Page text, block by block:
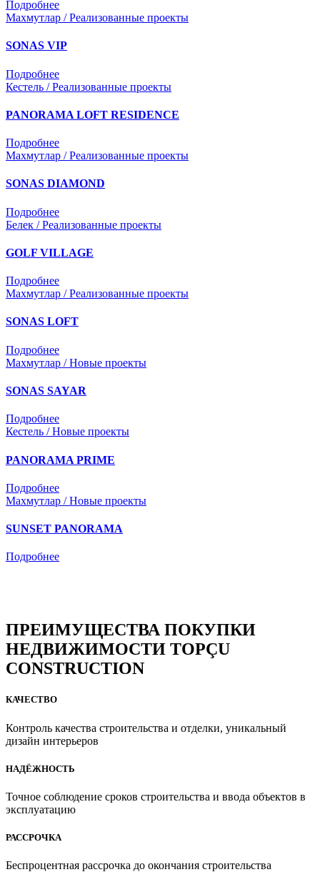
Подробнее
Махмутлар / Реализованные проекты
SONAS VIP
Подробнее
Кестель / Реализованные проекты
PANORAMA LOFT RESIDENCE
Подробнее
Махмутлар / Реализованные проекты
SONAS DIAMOND
Подробнее
Белек / Реализованные проекты
GOLF VILLAGE
Подробнее
Махмутлар / Реализованные проекты
SONAS LOFT
Подробнее
Махмутлар / Новые проекты
SONAS SAYAR
Подробнее
Кестель / Новые проекты
PANORAMA PRIME
Подробнее
Махмутлар / Новые проекты
SUNSET PANORAMA
Подробнее
ПРЕИМУЩЕСТВА ПОКУПКИ
НЕДВИЖИМОСТИ TOPÇU
CONSTRUCTION
КАЧЕСТВО
Контроль качества строительства и отделки, уникальный
дизайн интерьеров
НАДЁЖНОСТЬ
Точное соблюдение сроков строительства и ввода объектов в
эксплуатацию
РАССРОЧКА
Беспроцентная рассрочка до окончания строительства